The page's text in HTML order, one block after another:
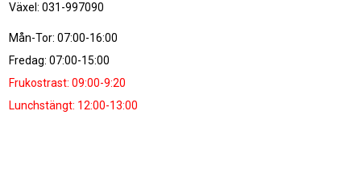
Växel: 031-997090
Mån-Tor: 07:00-16:00
Fredag: 07:00-15:00
Frukostrast: 09:00-9:20
Lunchstängt: 12:00-13:00